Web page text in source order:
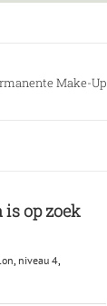
Make-Up
is op zoek
, niveau 4,